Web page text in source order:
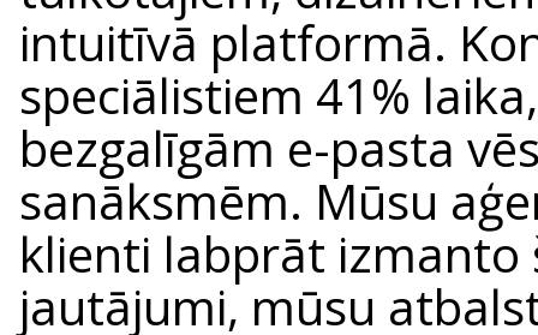
intuitīvā platformā.
speciālistiem 41%
bezgalīgām e-pasta
sanāksmēm. Mūsu
klienti labprāt
jautājumi, mūsu